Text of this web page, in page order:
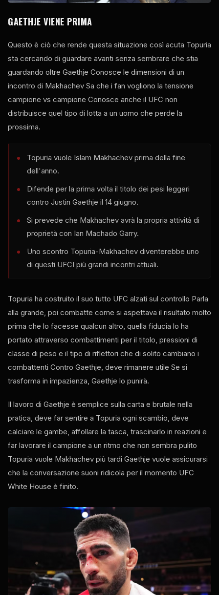
GAETHJE VIENE PRIMA
Questo è ciò che rende questa situazione così acuta Topuria
sta cercando di guardare avanti senza sembrare che stia
guardando oltre Gaethje Conosce le dimensioni di un
incontro di Makhachev Sa che i fan vogliono la tensione
campione vs campione Conosce anche il UFC non
distribuisce quel tipo di lotta a un uomo che perde la
prossima.
Topuria vuole Islam Makhachev prima della fine
dell'anno.
Difende per la prima volta il titolo dei pesi leggeri
contro Justin Gaethje il 14 giugno.
Si prevede che Makhachev avrà la propria attività di
proprietà con Ian Machado Garry.
Uno scontro Topuria-Makhachev diventerebbe uno
di questi UFCI più grandi incontri attuali.
Topuria ha costruito il suo tutto UFC alzati sul controllo Parla
alla grande, poi combatte come si aspettava il risultato molto
prima che lo facesse qualcun altro, quella fiducia lo ha
portato attraverso combattimenti per il titolo, pressioni di
classe di peso e il tipo di riflettori che di solito cambiano i
combattenti Contro Gaethje, deve rimanere utile Se si
trasforma in impazienza, Gaethje lo punirà.
Il lavoro di Gaethje è semplice sulla carta e brutale nella
pratica, deve far sentire a Topuria ogni scambio, deve
calciare le gambe, affollare la tasca, trascinarlo in reazioni e
far lavorare il campione a un ritmo che non sembra pulito
Topuria vuole Makhachev più tardi Gaethje vuole assicurarsi
che la conversazione suoni ridicola per il momento UFC
White House è finito.